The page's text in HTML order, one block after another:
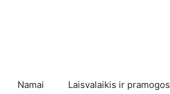
Namai Laisvalaikis ir pramogos